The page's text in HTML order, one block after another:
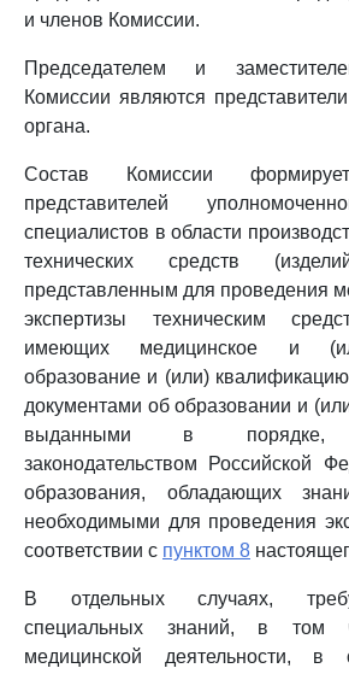
и членов Комиссии.
Председателем и
Комиссии являются
органа.
Состав Комиссии
представителей
специалистов в области
технических средств
представленным для проведения
экспертизы техническим
имеющих медицинское и
образование и (или)
документами об образовании и
выданными в порядке,
законодательством Российской
образования, обладающих
необходимыми для проведения
соответствии с пунктом 8
В отдельных случаях,
специальных знаний, в
медицинской деятельности, в